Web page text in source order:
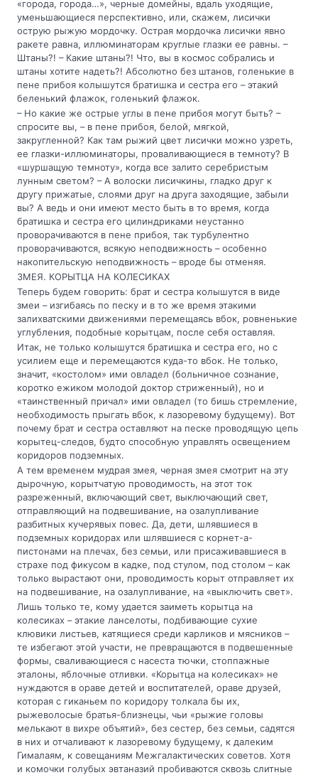
«города, города…», черные домейны, вдаль уходящие,
уменьшающиеся перспективно, или, скажем, лисички
острую рыжую мордочку. Острая мордочка лисички явно
ракете равна, иллюминаторам круглые глазки ее равны. –
Штаны?! – Какие штаны?! Что, вы в космос собрались и
штаны хотите надеть?! Абсолютно без штанов, голенькие в
пене прибоя колышутся братишка и сестра его – этакий
беленький флажок, голенький флажок.
– Но какие же острые углы в пене прибоя могут быть? –
спросите вы, – в пене прибоя, белой, мягкой,
закругленной? Как там рыжий цвет лисички можно узреть,
ее глазки-иллюминаторы, проваливающиеся в темноту? В
«шуршащую темноту», когда все залито серебристым
лунным светом? – А волоски лисичкины, гладко друг к
другу прижатые, слоями друг на друга заходящие, забыли
вы? А ведь и они имеют место быть в то время, когда
братишка и сестра его цилиндриками неустанно
проворачиваются в пене прибоя, так турбулентно
проворачиваются, всякую неподвижность – особенно
накопительскую неподвижность – вроде бы отменяя.
ЗМЕЯ. КОРЫТЦА НА КОЛЕСИКАХ
Теперь будем говорить: брат и сестра колышутся в виде
змеи – изгибаясь по песку и в то же время этакими
залихватскими движениями перемещаясь вбок, ровненькие
углубления, подобные корытцам, после себя оставляя.
Итак, не только колышутся братишка и сестра его, но с
усилием еще и перемещаются куда-то вбок. Не только,
значит, «костолом» ими овладел (больничное сознание,
коротко ежиком молодой доктор стриженный), но и
«таинственный причал» ими овладел (то бишь стремление,
необходимость прыгать вбок, к лазоревому будущему). Вот
почему брат и сестра оставляют на песке проводящую цепь
корытец-следов, будто способную управлять освещением
коридоров подземных.
А тем временем мудрая змея, черная змея смотрит на эту
дырочную, корытчатую проводимость, на этот ток
разреженный, включающий свет, выключающий свет,
отправляющий на подвешивание, на озалупливание
разбитных кучерявых повес. Да, дети, шлявшиеся в
подземных коридорах или шлявшиеся с корнет-а-
пистонами на плечах, без семьи, или присаживавшиеся в
страхе под фикусом в кадке, под стулом, под столом – как
только вырастают они, проводимость корыт отправляет их
на подвешивание, на озалупливание, на «выключить свет».
Лишь только те, кому удается заиметь корытца на
колесиках – этакие ланселоты, подбивающие сухие
клювики листьев, катящиеся среди карликов и мясников –
те избегают этой участи, не превращаются в подвешенные
формы, сваливающиеся с насеста тючки, стоппажные
эталоны, яблочные отливки. «Корытца на колесиках» не
нуждаются в ораве детей и воспитателей, ораве друзей,
которая с гиканьем по коридору толкала бы их,
рыжеволосые братья-близнецы, чьи «рыжие головы
мелькают в вихре объятий», без сестер, без семьи, садятся
в них и отчаливают к лазоревому будущему, к далеким
Гималаям, к совещаниям Межгалактических советов. Хотя
и комочки голубых эвтаназий пробиваются сквозь слитные